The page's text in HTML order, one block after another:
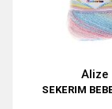
Alize
SEKERIM